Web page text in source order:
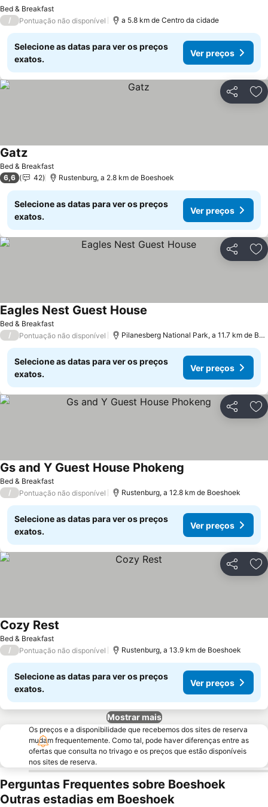
Bed & Breakfast
/ Pontuação não disponível a 5.8 km de Centro da cidade
Selecione as datas para ver os preços
exatos.
Ver preços
Partilhar
Bed & Breakfast
Gatz
6,6 42 Rustenburg, a 2.8 km de Boeshoek
Selecione as datas para ver os preços
exatos.
Ver preços
Partilhar
Bed & Breakfast
Eagles Nest Guest House
/ Pontuação não disponível Pilanesberg National Park, a 11.7 km de Boeshoek
Selecione as datas para ver os preços
exatos.
Ver preços
Partilhar
Bed & Breakfast
Gs and Y Guest House Phokeng
/ Pontuação não disponível Rustenburg, a 12.8 km de Boeshoek
Selecione as datas para ver os preços
exatos.
Ver preços
Partilhar
Bed & Breakfast
Cozy Rest
/ Pontuação não disponível Rustenburg, a 13.9 km de Boeshoek
Selecione as datas para ver os preços
exatos.
Ver preços
Mostrar mais
Os preços e a disponibilidade que recebemos dos sites de reserva
mudam frequentemente. Como tal, pode haver diferenças entre as
ofertas que consulta no trivago e os preços que estão disponíveis
nos sites de reserva.
Perguntas Frequentes sobre Boeshoek
Outras estadias em Boeshoek